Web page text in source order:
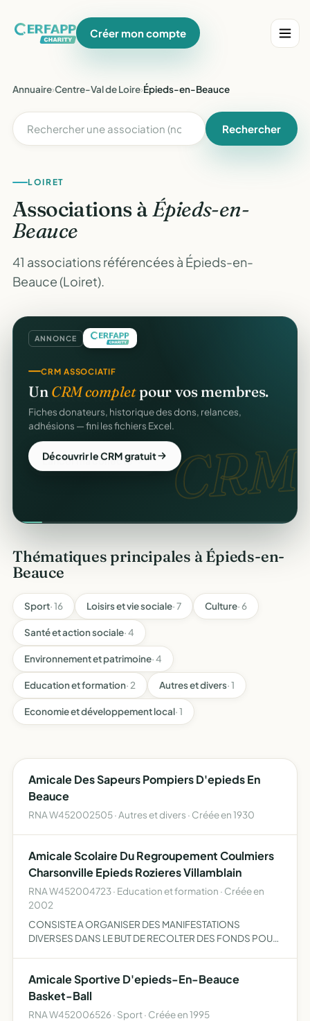
Créer mon compte
Annuaire›Centre-Val de Loire›Épieds-en-Beauce
Rechercher
LOIRET
Associations àÉpieds-en-
Beauce
41 associations référencées à Épieds-en-
Beauce (Loiret).
ANNONCE
CRM.
CRM ASSOCIATIF
Un CRM completpour vos membres.
Fiches donateurs, historique des dons, relances,
adhésions — fini les fichiers Excel.
Découvrir le CRM gratuit
Thématiques principales à Épieds-en-
Beauce
Sport· 16 Loisirs et vie sociale· 7 Culture· 6
Santé et action sociale· 4
Environnement et patrimoine· 4
Education et formation· 2 Autres et divers· 1
Economie et développement local· 1
Amicale Des Sapeurs Pompiers D'epieds En
Beauce
RNA W452002505 · Autres et divers · Créée en 1930
Amicale Scolaire Du Regroupement Coulmiers
Charsonville Epieds Rozieres Villamblain
RNA W452004723 · Education et formation · Créée en
2002
CONSISTE A ORGANISER DES MANIFESTATIONS
DIVERSES DANS LE BUT DE RECOLTER DES FONDS POUR
Amicale Sportive D'epieds-En-Beauce
Basket-Ball
RNA W452006526 · Sport · Créée en 1995